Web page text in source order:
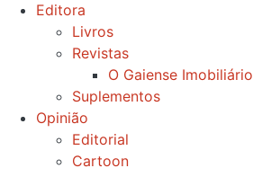
Editora
Livros
Revistas
O Gaiense Imobiliário
Suplementos
Opinião
Editorial
Cartoon